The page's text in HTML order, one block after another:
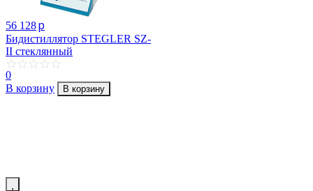
56 128p
Бидистиллятор STEGLER SZ-
II стеклянный
0
В корзину
В корзину